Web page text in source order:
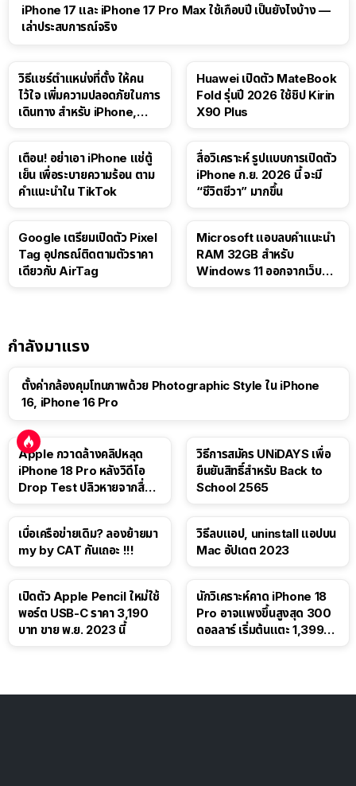
iPhone 17 และ iPhone 17 Pro Max ใช้เกือบปี เป็นยังไงบ้าง —
เล่าประสบการณ์จริง
วิธีแชร์ตำแหน่งที่ตั้ง ให้คน
ไว้ใจ เพิ่มความปลอดภัยในการ
เดินทาง สำหรับ iPhone,
Huawei เปิดตัว MateBook
Fold รุ่นปี 2026 ใช้ชิป Kirin
X90 Plus
เตือน! อย่าเอา iPhone แช่ตู้
เย็น เพื่อระบายความร้อน ตาม
คำแนะนำใน TikTok
สื่อวิเคราะห์ รูปแบบการเปิดตัว
iPhone ก.ย. 2026 นี้ จะมี
“ชีวิตชีวา” มากขึ้น
Google เตรียมเปิดตัว Pixel
Tag อุปกรณ์ติดตามตัวราคา
เดียวกับ AirTag
Microsoft แอบลบคำแนะนำ
RAM 32GB สำหรับ
Windows 11 ออกจากเว็บตัว
กำลังมาแรง
ตั้งค่ากล้องคุมโทนภาพด้วย Photographic Style ใน iPhone
16, iPhone 16 Pro
Apple กวาดล้างคลิปหลุด
iPhone 18 Pro หลังวิดีโอ
Drop Test ปลิวหายจากสื่อ
วิธีการสมัคร UNiDAYS เพื่อ
ยืนยันสิทธิ์สำหรับ Back to
School 2565
เบื่อเครือข่ายเดิม? ลองย้ายมา
my by CAT กันเถอะ !!!
วิธีลบแอป, uninstall แอปบน
Mac อัปเดต 2023
เปิดตัว Apple Pencil ใหม่ใช้
พอร์ต USB-C ราคา 3,190
บาท ขาย พ.ย. 2023 นี้
นักวิเคราะห์คาด iPhone 18
Pro อาจแพงขึ้นสูงสุด 300
ดอลลาร์ เริ่มต้นแตะ 1,399